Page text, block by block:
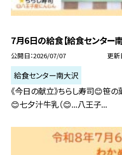
7月6日の給食【給食センター
公開日 2026/07/07 更新
給食センター南大沢
《今日の献立》ちらし寿司😊笹
😊七夕汁牛乳（😊...八王子...